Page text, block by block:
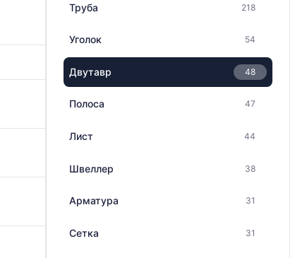
Труба 218
Уголок 54
Двутавр 48
Полоса 47
Лист 44
Швеллер 38
Арматура 31
Сетка 31